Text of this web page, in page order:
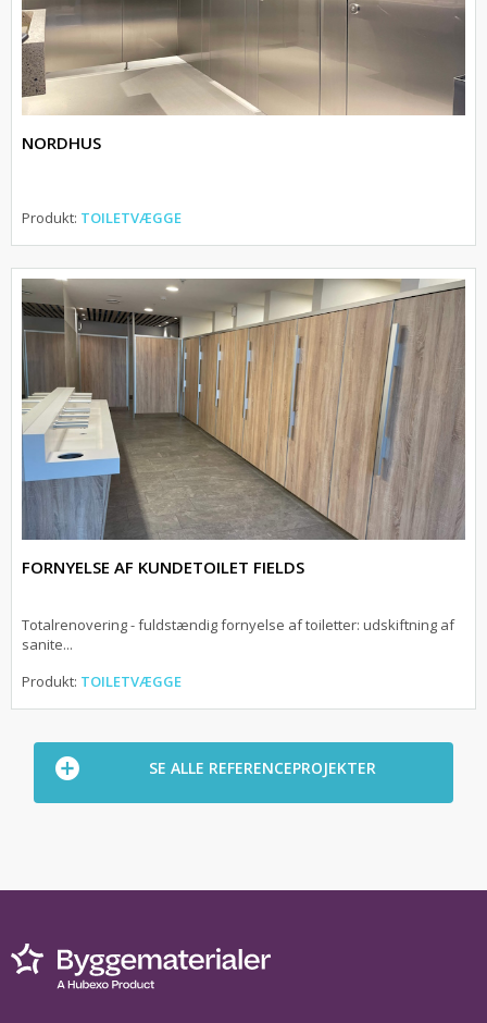
NORDHUS
Produkt: TOILETVÆGGE
FORNYELSE AF KUNDETOILET FIELDS
Totalrenovering - fuldstændig fornyelse af toiletter: udskiftning af
sanite...
Produkt: TOILETVÆGGE
SE ALLE REFERENCEPROJEKTER